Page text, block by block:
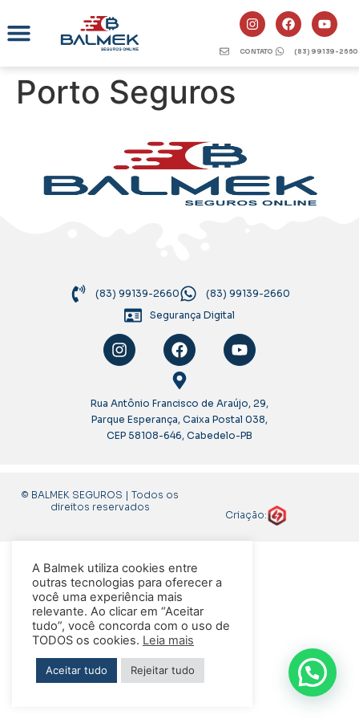
CONTATO (83) 99139-2660
Porto Seguros
(83) 99139-2660
(83) 99139-2660
Segurança Digital
Rua Antônio Francisco de Araújo, 29,
Parque Esperança, Caixa Postal 038,
CEP 58108-646, Cabedelo-PB
© BALMEK SEGUROS | Todos os
direitos reservados
Criação:
A Balmek utiliza cookies entre
outras tecnologias para oferecer a
você uma experiência mais
relevante. Ao clicar em “Aceitar
tudo”, você concorda com o uso de
TODOS os cookies. Leia mais
Aceitar tudo Rejeitar tudo